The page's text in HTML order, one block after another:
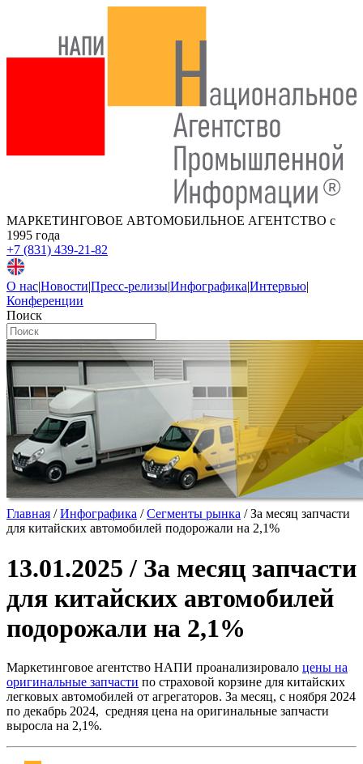
МАРКЕТИНГОВОЕ АВТОМОБИЛЬНОЕ АГЕНТСТВО с
1995 года
+7 (831) 439-21-82
О нас|Новости|Пресс-релизы|Инфографика|Интервью|
Конференции
Поиск
Главная /Инфографика /Сегменты рынка /За месяц запчасти
для китайских автомобилей подорожали на 2,1%
13.01.2025 / За месяц запчасти
для китайских автомобилей
подорожали на 2,1%
Маркетинговое агентство НАПИ проанализировало цены на
оригинальные запчасти по страховой корзине для китайских
легковых автомобилей от агрегаторов. За месяц, с ноября 2024
по декабрь 2024, средняя цена на оригинальные запчасти
выросла на 2,1%.